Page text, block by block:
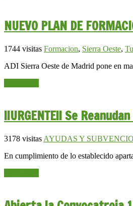
NUEVO PLAN DE
1744 visitas Formacion, Sierra Oeste,
ADI Sierra Oeste de Madrid pone en
¡¡URGENTE!! Se
3178 visitas AYUDAS Y
En cumplimiento de lo establecido